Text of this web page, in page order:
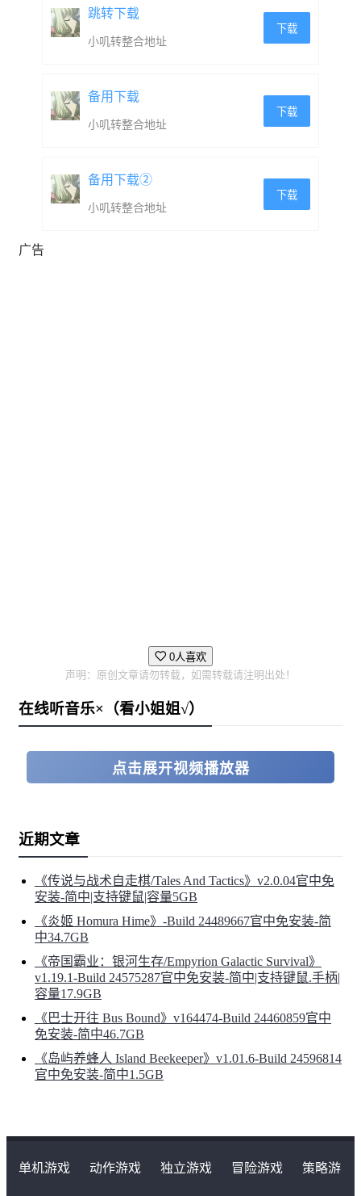
我们目标的高质量本地化的示例。
我们就知道您对游戏感兴趣，推动我们朝着发布完整版游
https://store.steampowered.com/app/2166920
跳转下载
小叽转整合地址
下载
备用下载
小叽转整合地址
下载
备用下载②
小叽转整合地址
下载
广告
0人喜欢
声明：原创文章请勿转载，如需转载请注明出处！
在线听音乐×（看小姐姐√）
点击展开视频播放器
近期文章
《传说与战术自走棋/Tales And Tactics》v2.0.04官中免
安装-简中|支持键鼠|容量5GB
《炎姬 Homura Hime》-Build 24489667官中免安装-简
中34.7GB
《帝国霸业：银河生存/Empyrion Galactic Survival》
v1.19.1-Build 24575287官中免安装-简中|支持键鼠.手柄|
容量17.9GB
《巴士开往 Bus Bound》v164474-Build 24460859官中
免安装-简中46.7GB
《岛屿养蜂人 Island Beekeeper》v1.01.6-Build 24596814
官中免安装-简中1.5GB
单机游戏 动作游戏 独立游戏 冒险游戏
策略游